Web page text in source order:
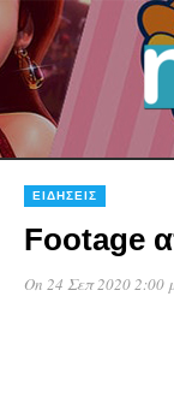
ΕΙΔΉΣΕΙΣ
Footage
On 24 Σεπ 2020 2:00